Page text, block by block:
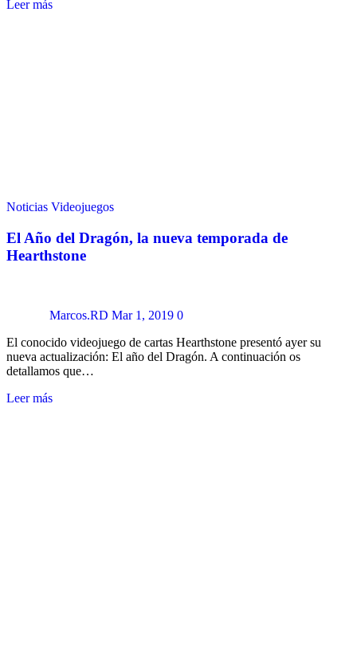
Leer más
Noticias Videojuegos
El Año del Dragón, la nueva temporada de
Hearthstone
Marcos.RD Mar 1, 2019 0
El conocido videojuego de cartas Hearthstone presentó ayer su
nueva actualización: El año del Dragón. A continuación os
detallamos que…
Leer más